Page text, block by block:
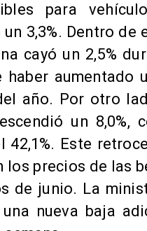
para
3,3%. Dentro de
cayó un 2,5%
haber aumentado
año. Por otro
un 8,0%,
42,1%. Este
los precios de las
de junio. La
nueva baja